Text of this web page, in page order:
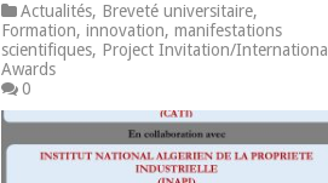
Actualités, Breveté universitaire,
Formation, innovation, manifestations
scientifiques, Project Invitation/International
Awards
0